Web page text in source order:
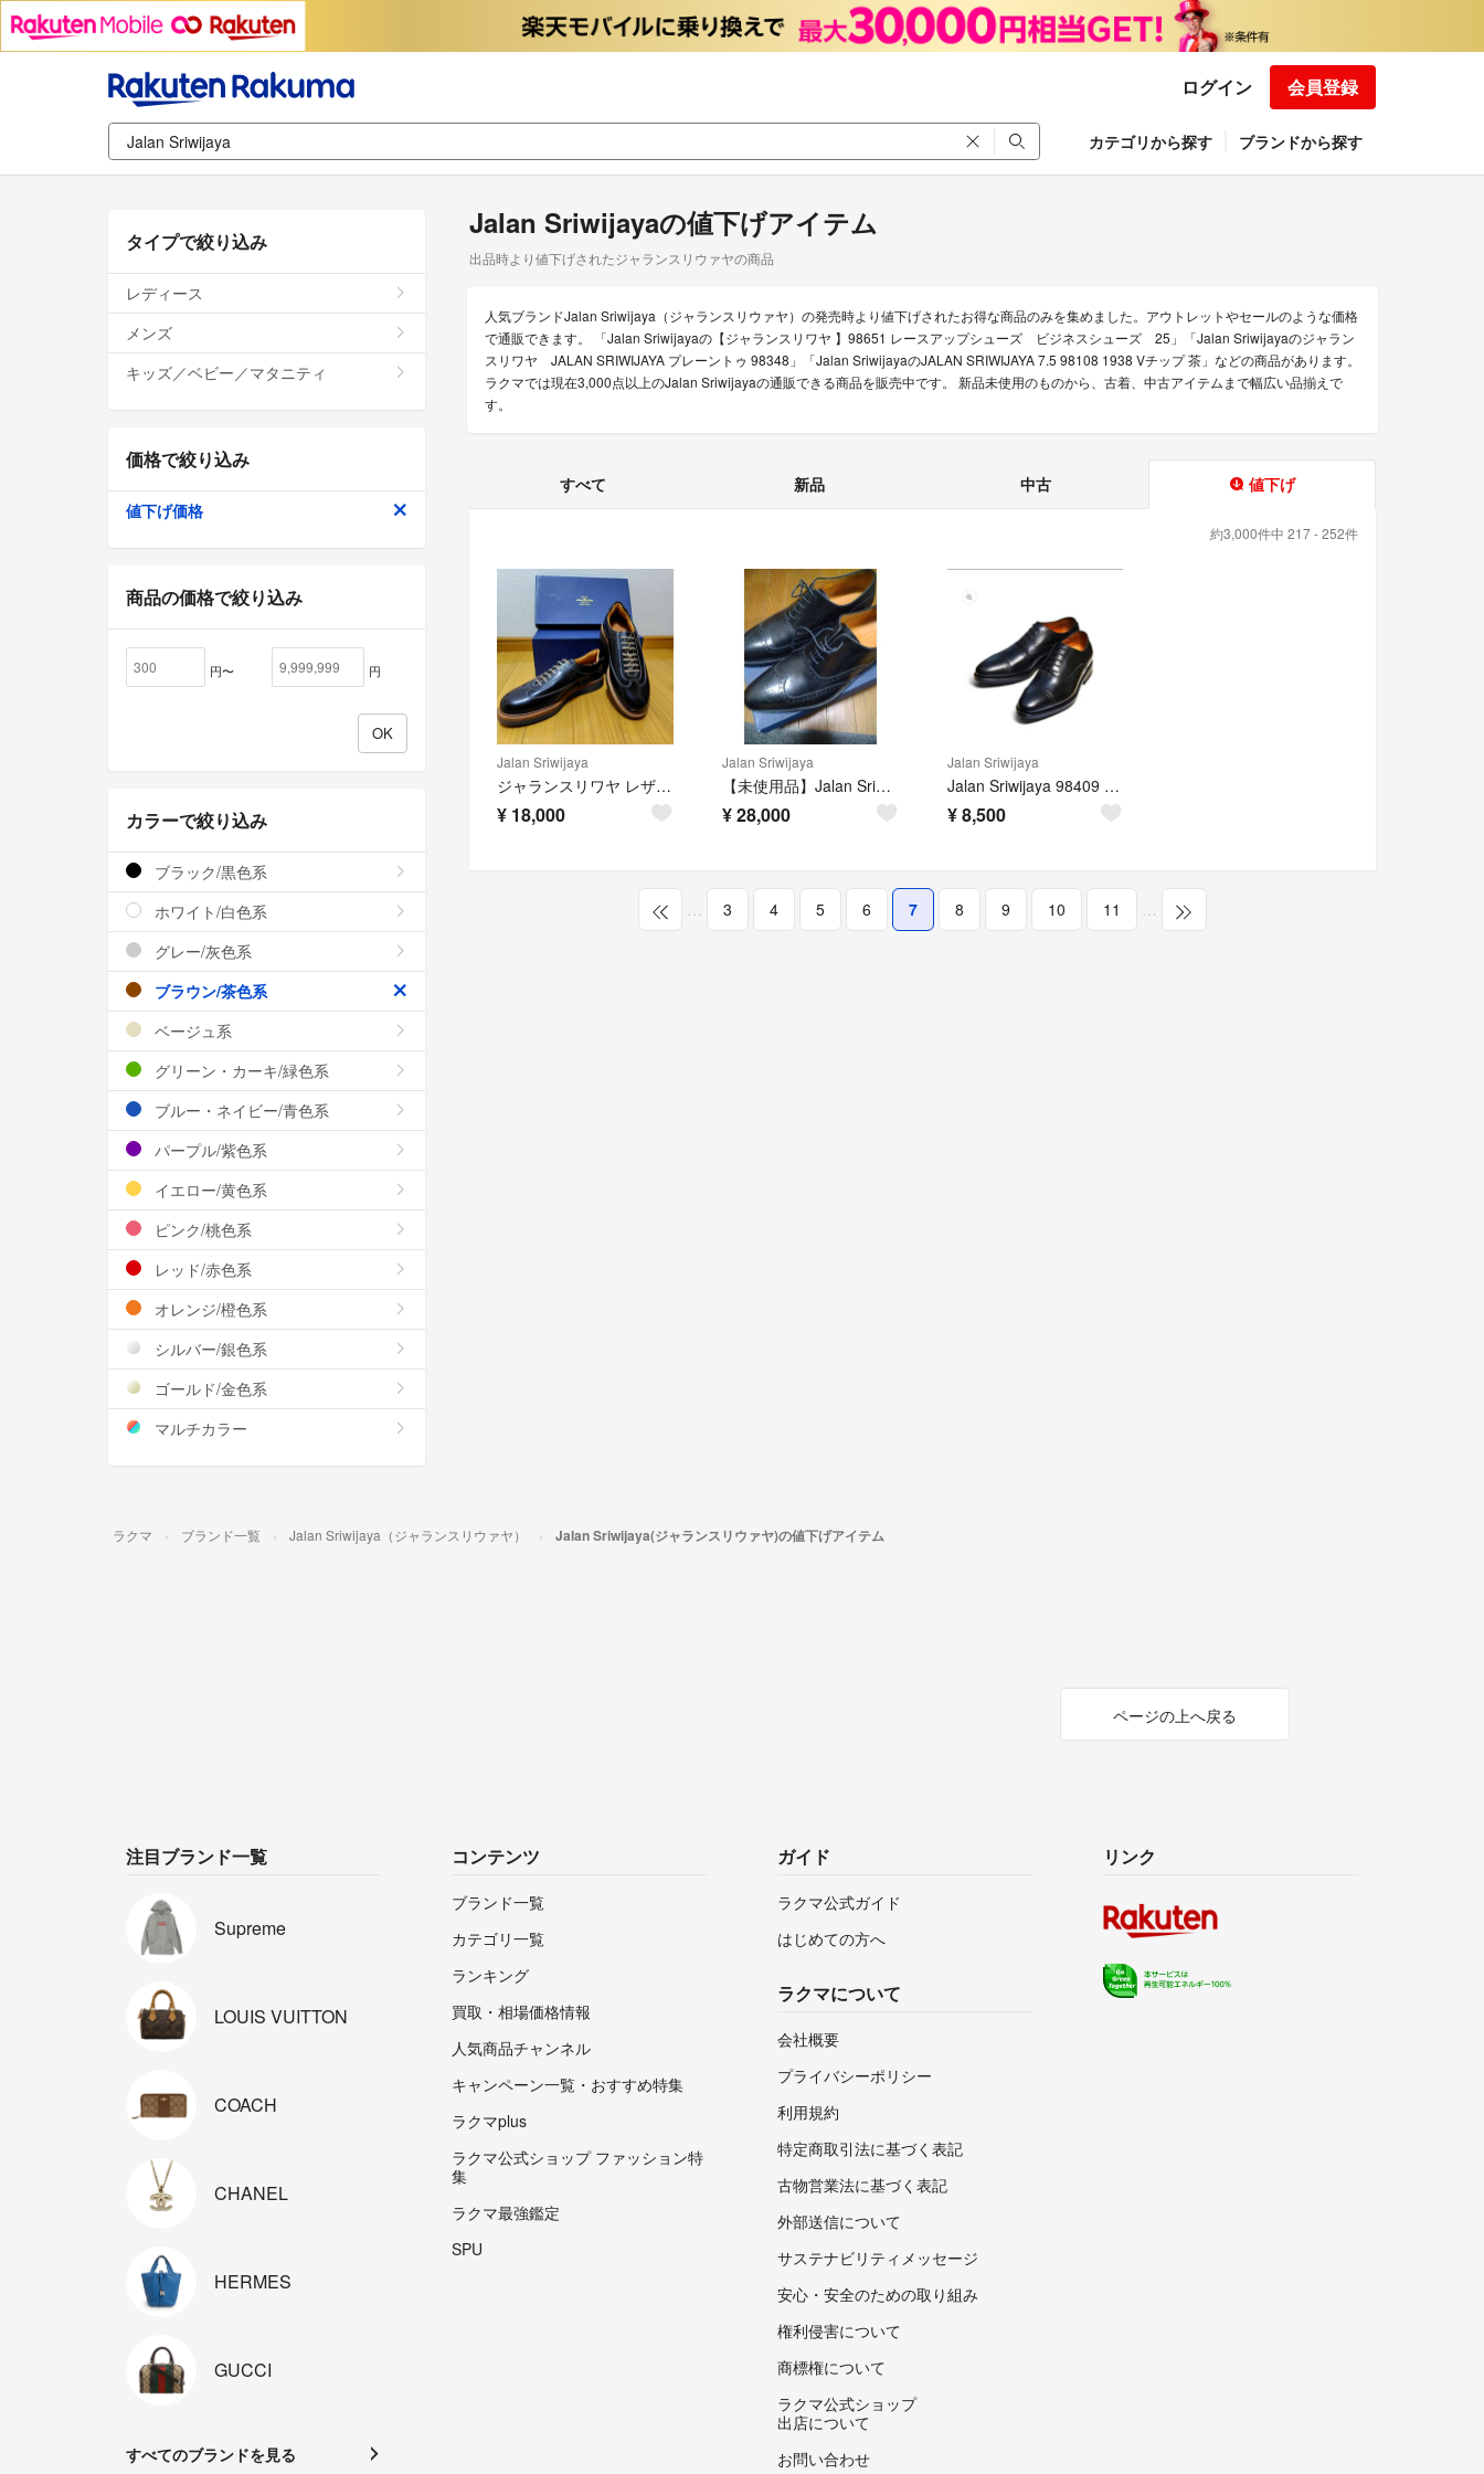
ログイン 会員登録
カテゴリから探す ブランドから探す
Jalan Sriwijayaの値下げアイテム
出品時より値下げされたジャランスリウァヤの商品
人気ブランドJalan Sriwijaya（ジャランスリウァヤ）の発売時より値下げされたお得な商品のみを集めました。アウトレットやセールのような価格
で通販できます。 「Jalan Sriwijayaの【ジャランスリワヤ 】98651 レースアップシューズ ビジネスシューズ 25」「Jalan Sriwijayaのジャラン
スリワヤ JALAN SRIWIJAYA プレーントゥ 98348」「Jalan SriwijayaのJALAN SRIWIJAYA 7.5 98108 1938 Vチップ 茶」などの商品があります。
ラクマでは現在3,000点以上のJalan Sriwijayaの通販できる商品を販売中です。 新品未使用のものから、古着、中古アイテムまで幅広い品揃えで
す。
すべて 新品 中古 値下げ
約3,000件中 217 - 252件
Jalan Sriwijaya
ジャランスリワヤ レザースニーカー インテリジェンスシューズ 新品未使用品
¥ 18,000
Jalan Sriwijaya
【未使用品】Jalan Sriwijayaジャランスリワヤ革靴希少サイズ12
¥28,000
Jalan Sriwijaya
Jalan Sriwijaya 98409 ブラックカーフビジネスシューズ
¥8,500
… 3 4 5 6 7 8 9 10 11 …
タイプで絞り込み
レディース
メンズ
キッズ／ベビー／マタニティ
価格で絞り込み
値下げ価格
商品の価格で絞り込み
円〜 円
カラーで絞り込み
ブラック/黒色系
ホワイト/白色系
グレー/灰色系
ブラウン/茶色系
ベージュ系
グリーン・カーキ/緑色系
ブルー・ネイビー/青色系
パープル/紫色系
イエロー/黄色系
ピンク/桃色系
レッド/赤色系
オレンジ/橙色系
シルバー/銀色系
ゴールド/金色系
マルチカラー
ラクマ ブランド一覧 Jalan Sriwijaya（ジャランスリウァヤ） Jalan Sriwijaya(ジャランスリウァヤ)の値下げアイテム
ページの上へ戻る
注目ブランド一覧
Supreme
LOUIS VUITTON
COACH
CHANEL
HERMES
GUCCI
すべてのブランドを見る
コンテンツ
ブランド一覧
カテゴリ一覧
ランキング
買取・相場価格情報
人気商品チャンネル
キャンペーン一覧・おすすめ特集
ラクマplus
ラクマ公式ショップ ファッション特
集
ラクマ最強鑑定
SPU
ガイド
ラクマ公式ガイド
はじめての方へ
ラクマについて
会社概要
プライバシーポリシー
利用規約
特定商取引法に基づく表記
古物営業法に基づく表記
外部送信について
サステナビリティメッセージ
安心・安全のための取り組み
権利侵害について
商標権について
ラクマ公式ショップ
出店について
お問い合わせ
リンク